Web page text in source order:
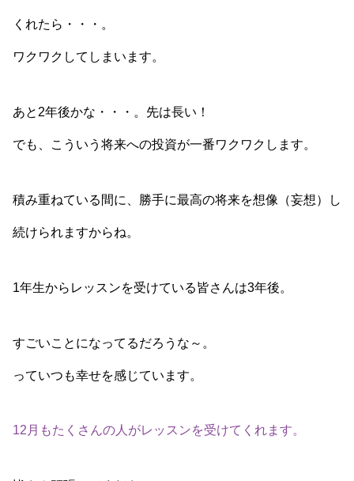
くれたら・・・。
ワクワクしてしまいます。
あと2年後かな・・・。先は長い！
でも、こういう将来への投資が一番ワクワクします。
積み重ねている間に、勝手に最高の将来を想像（妄想）し
続けられますからね。
1年生からレッスンを受けている皆さんは3年後。
すごいことになってるだろうな～。
っていつも幸せを感じています。
12月もたくさんの人がレッスンを受けてくれます。